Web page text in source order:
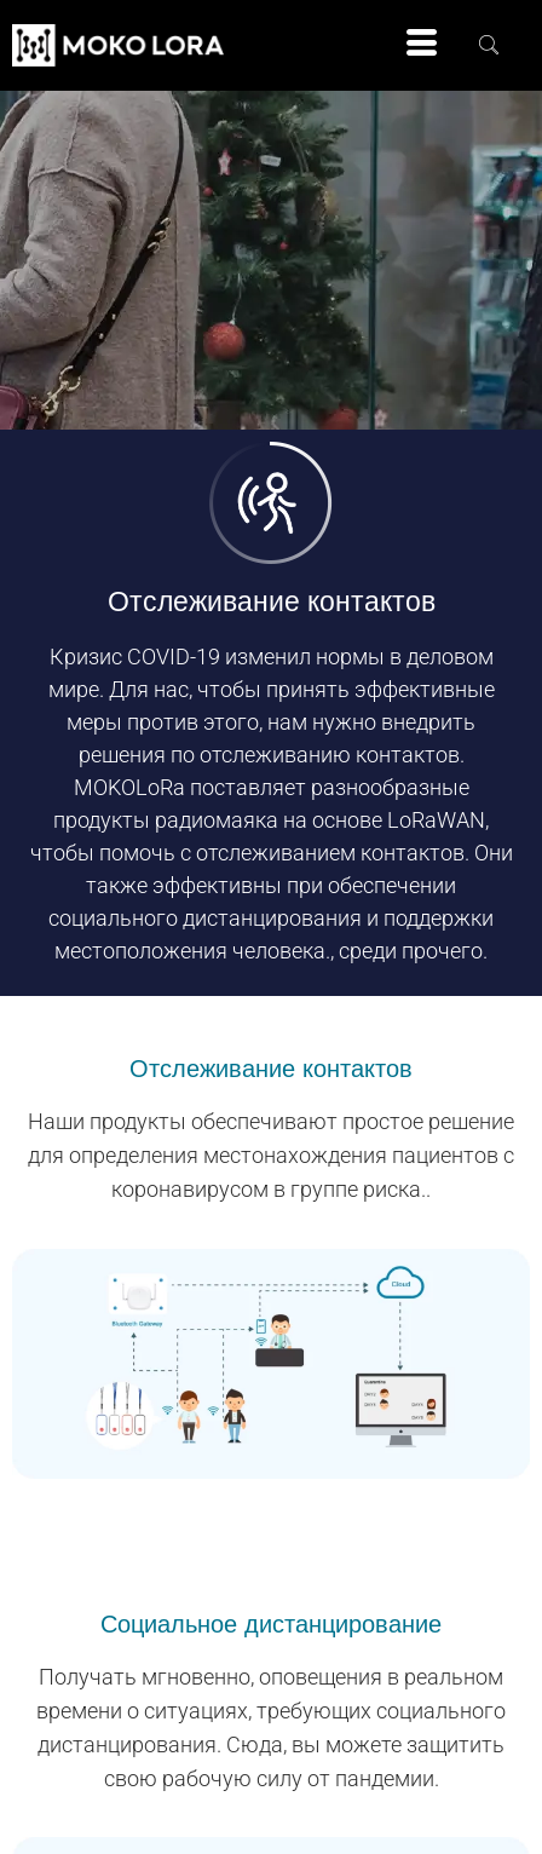
Отслеживание контактов
Кризис COVID-19 изменил нормы в деловом
мире. Для нас, чтобы принять эффективные
меры против этого, нам нужно внедрить
решения по отслеживанию контактов.
MOKOLoRa поставляет разнообразные
продукты радиомаяка на основе LoRaWAN,
чтобы помочь с отслеживанием контактов. Они
также эффективны при обеспечении
социального дистанцирования и поддержки
местоположения человека., среди прочего.
Отслеживание контактов
Наши продукты обеспечивают простое решение
для определения местонахождения пациентов с
коронавирусом в группе риска..
Социальное дистанцирование
Получать мгновенно, оповещения в реальном
времени о ситуациях, требующих социального
дистанцирования. Сюда, вы можете защитить
свою рабочую силу от пандемии.